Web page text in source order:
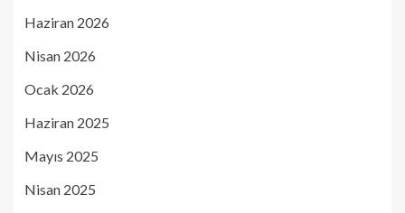
Haziran 2026
Nisan 2026
Ocak 2026
Haziran 2025
Mayıs 2025
Nisan 2025